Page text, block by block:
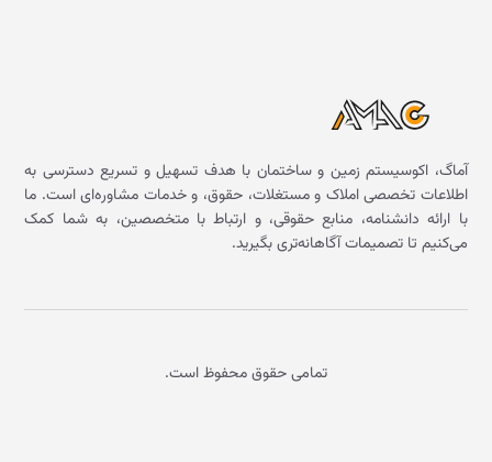
آماگ، اکوسیستم زمین و ساختمان با هدف تسهیل و تسریع دسترسی به
اطلاعات تخصصی املاک و مستغلات، حقوق، و خدمات مشاوره‌ای است. ما
با ارائه دانشنامه، منابع حقوقی، و ارتباط با متخصصین، به شما کمک
می‌کنیم تا تصمیمات آگاهانه‌تری بگیرید.
تمامی حقوق محفوظ است.